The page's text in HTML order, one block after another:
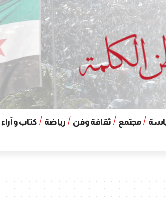
مجتمع ثقافة وفن رياضة كتاب و آراء